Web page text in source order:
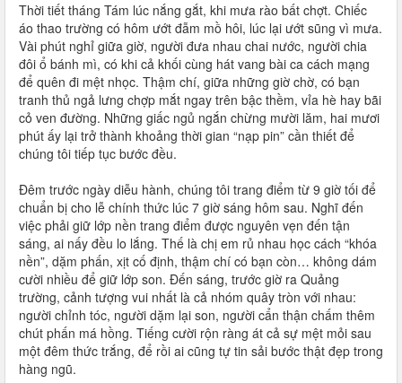
Thời tiết tháng Tám lúc nắng gắt, khi mưa rào bất chợt. Chiếc
áo thao trường có hôm ướt đẫm mồ hôi, lúc lại ướt sũng vì mưa.
Vài phút nghỉ giữa giờ, người đưa nhau chai nước, người chia
đôi ổ bánh mì, có khi cả khối cùng hát vang bài ca cách mạng
để quên đi mệt nhọc. Thậm chí, giữa những giờ chờ, có bạn
tranh thủ ngả lưng chợp mắt ngay trên bậc thềm, vỉa hè hay bãi
cỏ ven đường. Những giấc ngủ ngắn chừng mười lăm, hai mươi
phút ấy lại trở thành khoảng thời gian “nạp pin” cần thiết để
chúng tôi tiếp tục bước đều.
Đêm trước ngày diễu hành, chúng tôi trang điểm từ 9 giờ tối để
chuẩn bị cho lễ chính thức lúc 7 giờ sáng hôm sau. Nghĩ đến
việc phải giữ lớp nền trang điểm được nguyên vẹn đến tận
sáng, ai nấy đều lo lắng. Thế là chị em rủ nhau học cách “khóa
nền”, dặm phấn, xịt cố định, thậm chí có bạn còn… không dám
cười nhiều để giữ lớp son. Đến sáng, trước giờ ra Quảng
trường, cảnh tượng vui nhất là cả nhóm quây tròn với nhau:
người chỉnh tóc, người dặm lại son, người cẩn thận chấm thêm
chút phấn má hồng. Tiếng cười rộn ràng át cả sự mệt mỏi sau
một đêm thức trắng, để rồi ai cũng tự tin sải bước thật đẹp trong
hàng ngũ.